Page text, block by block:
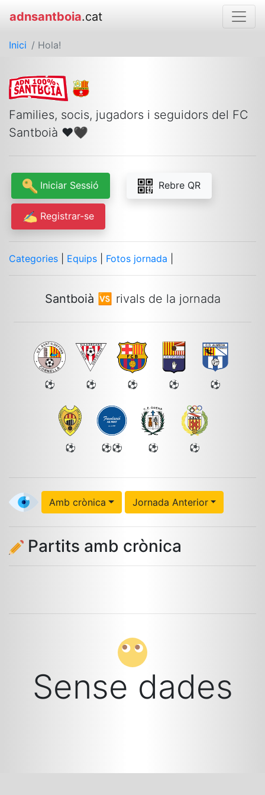
adnsantboia.cat
Inici / Hola!
Families, socis, jugadors i seguidors del FC
Santboià ❤🖤 ️
Iniciar Sessió Rebre QR
Registrar-se
Categories Equips Fotos jornada
Santboià 🆚 rivals de la jornada
⚽ ⚽ ⚽ ⚽ ⚽
⚽ ⚽⚽ ⚽ ⚽
Amb crònica Jornada Anterior
Partits amb crònica
Sense dades